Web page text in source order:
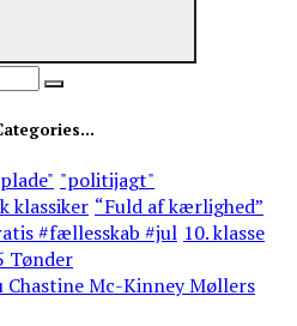
"politijagt"
klassiker “Fuld af kærlighed”
#fællesskab #jul 10. klasse
Tønder
Chastine Mc-Kinney Møllers